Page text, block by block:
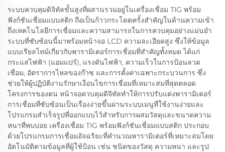
ระบบควบคุมดิจิทัลขั้นสูงที่ผสานรวมอยู่ในเครื่องเชื่อม TIG พร้อม
ฟังก์ชันเชื่อมแบบสติก ถือเป็นก้าวกระโดดครั้งสำคัญในด้านความเข้า
ถึงเทคโนโลยีการเชื่อมและความสามารถในการควบคุมอย่างแม่นยำ
ระบบที่ซับซ้อนนี้มาพร้อมหน้าจอ LCD ความละเอียดสูง ซึ่งให้ข้อมูล
แบบเรียลไทม์เกี่ยวกับพารามิเตอร์การเชื่อมที่สำคัญทั้งหมด ได้แก่
กระแสไฟฟ้า (แอมแปร์), แรงดันไฟฟ้า, ความเร็วในการป้อนลวด
เชื่อม, อัตราการไหลของก๊าซ และการตั้งค่าเฉพาะกระบวนการ ซึ่ง
ช่วยให้ผู้ปฏิบัติงานรักษาเงื่อนไขการเชื่อมที่เหมาะสมที่สุดตลอด
โครงการของตน หน้าจอควบคุมดิจิทัลทำให้การปรับแต่งพารามิเตอร์
การเชื่อมที่ซับซ้อนเป็นเรื่องง่ายขึ้นผ่านระบบเมนูที่ใช้งานง่ายและ
โปรแกรมสำเร็จรูปที่ออกแบบไว้สำหรับการผสมวัสดุและขนาดความ
หนาที่พบบ่อย เครื่องเชื่อม TIG พร้อมฟังก์ชันเชื่อมแบบสติก ประกอบ
ด้วยโปรแกรมการเชื่อมอัจฉริยะที่คำนวณพารามิเตอร์ที่เหมาะสมโดย
อัตโนมัติตามข้อมูลที่ผู้ใช้ป้อน เช่น ชนิดของวัสดุ ความหนา และรูป